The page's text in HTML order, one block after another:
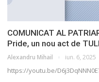
COMUNICAT AL
Pride, un nou act de
Alexandru Mihail iun. 6, 2025
https://youtu.be/